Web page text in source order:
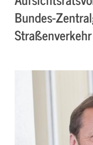
Bundes-